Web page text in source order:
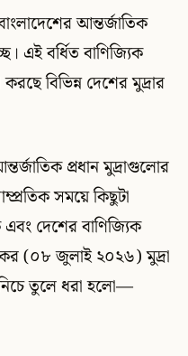
আন্তর্জাতিক
এই বর্ধিত বাণিজ্যিক
বিভিন্ন দেশের মুদ্রার
প্রধান মুদ্রাগুলোর
সময়ে কিছুটা
এবং দেশের বাণিজ্যিক
(০৮ জুলাই ২০২৬) মুদ্রা
নিচে তুলে ধরা হলো—